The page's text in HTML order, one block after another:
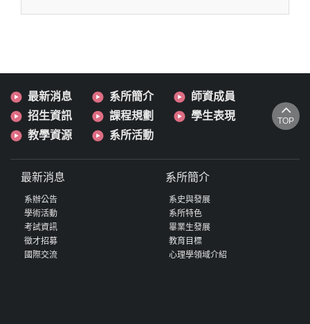
最新消息 系所簡介
師資成員
招生資訊
課程規劃
學生表現
教學資源
系所活動
TOP
最新消息
系辦公告
學術活動
考試資訊
徵才招募
國際交流
系所簡介
系史與發展
系所特色
畢業生發展
教育目標
心理學領域介紹